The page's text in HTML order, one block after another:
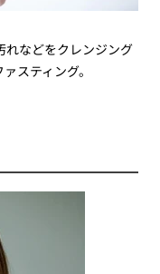
れなどをクレンジング
スティング。